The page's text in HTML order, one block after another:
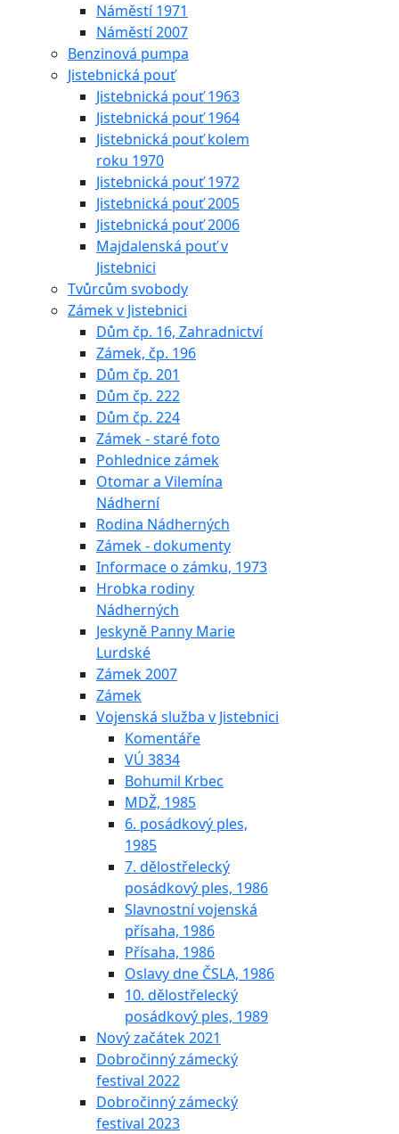
Náměstí 1971
Náměstí 2007
Benzinová pumpa
Jistebnická pouť
Jistebnická pouť 1963
Jistebnická pouť 1964
Jistebnická pouť kolem
roku 1970
Jistebnická pouť 1972
Jistebnická pouť 2005
Jistebnická pouť 2006
Majdalenská pouť v
Jistebnici
Tvůrcům svobody
Zámek v Jistebnici
Dům čp. 16, Zahradnictví
Zámek, čp. 196
Dům čp. 201
Dům čp. 222
Dům čp. 224
Zámek - staré foto
Pohlednice zámek
Otomar a Vilemína
Nádherní
Rodina Nádherných
Zámek - dokumenty
Informace o zámku, 1973
Hrobka rodiny
Nádherných
Jeskyně Panny Marie
Lurdské
Zámek 2007
Zámek
Vojenská služba v Jistebnici
Komentáře
VÚ 3834
Bohumil Krbec
MDŽ, 1985
6. posádkový ples,
1985
7. dělostřelecký
posádkový ples, 1986
Slavnostní vojenská
přísaha, 1986
Přísaha, 1986
Oslavy dne ČSLA, 1986
10. dělostřelecký
posádkový ples, 1989
Nový začátek 2021
Dobročinný zámecký
festival 2022
Dobročinný zámecký
festival 2023